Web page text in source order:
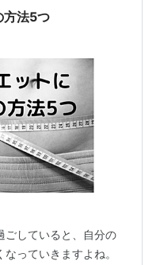
に書いた…
方法5つ
ごしていると、自分の
っていきますよね。